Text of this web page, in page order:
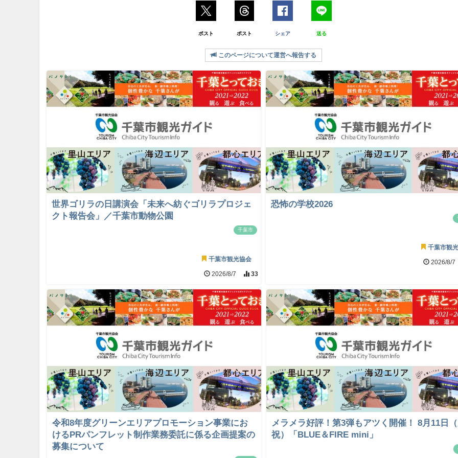
ポスト ポスト シェア 送る
このページについて運営へ報告する
世界ゴリラの日講演会「未来へ紡ぐゴリラプロジェ
クト報告会」／千葉市動物公園
千葉市
千葉市観光協会
2026/8/7 33
恐怖の学校2026
千葉市観
2026/8/7
令和8年度グリーンエリアプロモーション事業にお
けるPRパンフレット制作業務委託に係る企画提案の
募集について
メラメラ好評！第3弾もアツく開催！ 8月11日
祝）「BLUE＆FIRE mini」